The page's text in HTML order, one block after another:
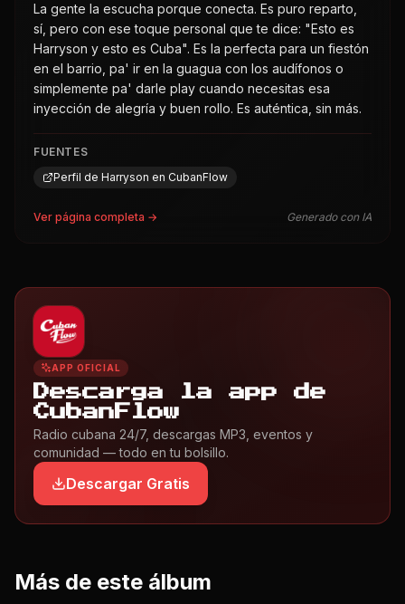
La gente la escucha porque conecta. Es puro reparto,
sí, pero con ese toque personal que te dice: "Esto es
Harryson y esto es Cuba". Es la perfecta para un fiestón
en el barrio, pa' ir en la guagua con los audífonos o
simplemente pa' darle play cuando necesitas esa
inyección de alegría y buen rollo. Es auténtica, sin más.
FUENTES
Perfil de Harryson en CubanFlow
Ver página completa → Generado con IA
APP OFICIAL
Descarga la app de
CubanFlow
Radio cubana 24/7, descargas MP3, eventos y
comunidad — todo en tu bolsillo.
Descargar Gratis
Más de este álbum